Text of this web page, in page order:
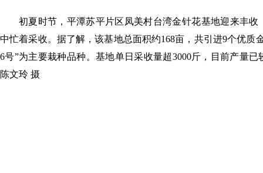
初夏时节，平潭苏平片区凤美村台湾金针花基地迎来丰收
中忙着采收。据了解，该基地总面积约168亩，共引进9个优质
6号”为主要栽种品种。基地单日采收量超3000斤，目前产量
陈文玲 摄